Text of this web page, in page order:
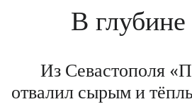
В
Из Севастополя
отвалил сырым и